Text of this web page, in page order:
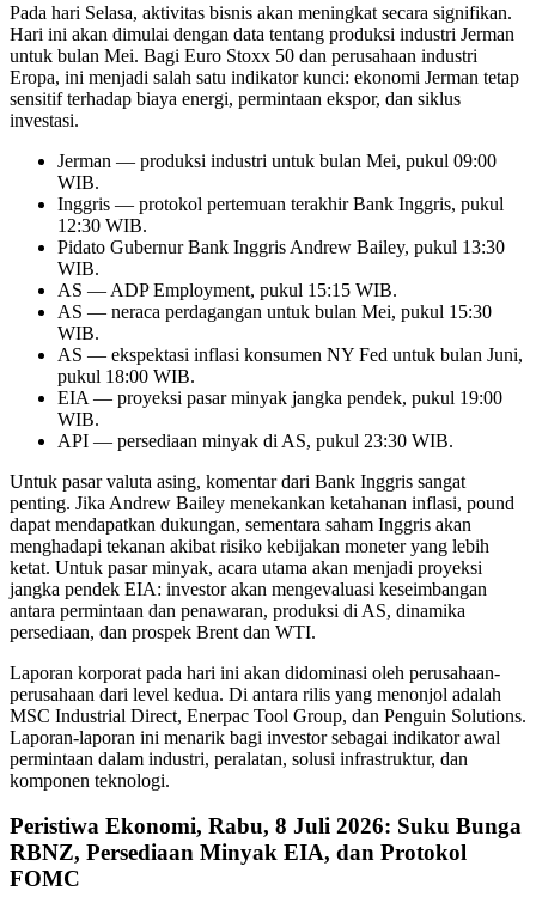
Pada hari Selasa, aktivitas bisnis akan meningkat secara signifikan.
Hari ini akan dimulai dengan data tentang produksi industri Jerman
untuk bulan Mei. Bagi Euro Stoxx 50 dan perusahaan industri
Eropa, ini menjadi salah satu indikator kunci: ekonomi Jerman tetap
sensitif terhadap biaya energi, permintaan ekspor, dan siklus
investasi.
Jerman — produksi industri untuk bulan Mei, pukul 09:00
WIB.
Inggris — protokol pertemuan terakhir Bank Inggris, pukul
12:30 WIB.
Pidato Gubernur Bank Inggris Andrew Bailey, pukul 13:30
WIB.
AS — ADP Employment, pukul 15:15 WIB.
AS — neraca perdagangan untuk bulan Mei, pukul 15:30
WIB.
AS — ekspektasi inflasi konsumen NY Fed untuk bulan Juni,
pukul 18:00 WIB.
EIA — proyeksi pasar minyak jangka pendek, pukul 19:00
WIB.
API — persediaan minyak di AS, pukul 23:30 WIB.
Untuk pasar valuta asing, komentar dari Bank Inggris sangat
penting. Jika Andrew Bailey menekankan ketahanan inflasi, pound
dapat mendapatkan dukungan, sementara saham Inggris akan
menghadapi tekanan akibat risiko kebijakan moneter yang lebih
ketat. Untuk pasar minyak, acara utama akan menjadi proyeksi
jangka pendek EIA: investor akan mengevaluasi keseimbangan
antara permintaan dan penawaran, produksi di AS, dinamika
persediaan, dan prospek Brent dan WTI.
Laporan korporat pada hari ini akan didominasi oleh perusahaan-
perusahaan dari level kedua. Di antara rilis yang menonjol adalah
MSC Industrial Direct, Enerpac Tool Group, dan Penguin Solutions.
Laporan-laporan ini menarik bagi investor sebagai indikator awal
permintaan dalam industri, peralatan, solusi infrastruktur, dan
komponen teknologi.
Peristiwa Ekonomi, Rabu, 8 Juli 2026: Suku Bunga
RBNZ, Persediaan Minyak EIA, dan Protokol
FOMC